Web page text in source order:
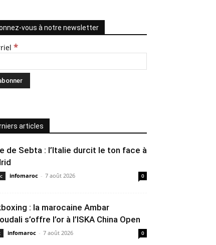
vous à notre newsletter
*
articles
de Sebta : l’Italie durcit le ton face à
infomaroc - 7 août 2026 0
: la marocaine Ambar
s’offre l’or à l’ISKA China Open
infomaroc - 7 août 2026 0